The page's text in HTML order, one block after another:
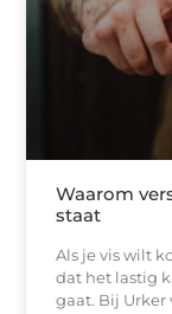
Waarom
staat
Als je vis wilt
dat het lastig
gaat. Bij Urker